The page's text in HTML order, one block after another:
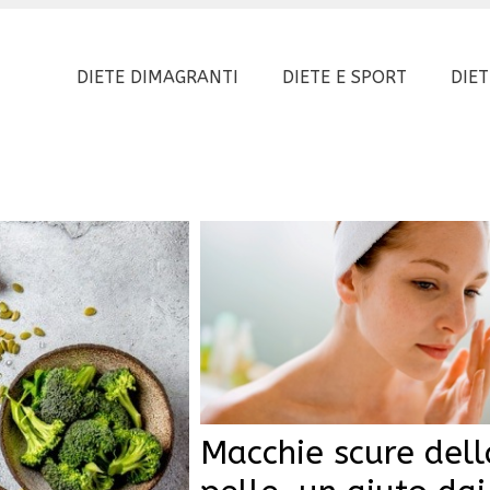
DIETE DIMAGRANTI DIETE E SPORT
Macchie scure